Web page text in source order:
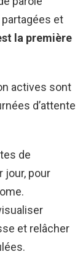
et
la première
actives sont
d’attente
de
jour, pour
et relâcher